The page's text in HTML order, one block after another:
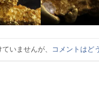
いませんが、 コメントはど